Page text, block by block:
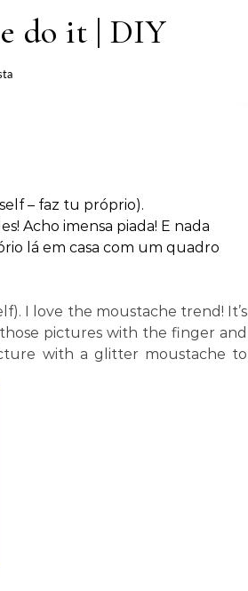
do it | DIY
– faz tu próprio).
Acho imensa piada! E nada
lá em casa com um quadro
I love the moustache trend! It’s
pictures with the finger and
with a glitter moustache to